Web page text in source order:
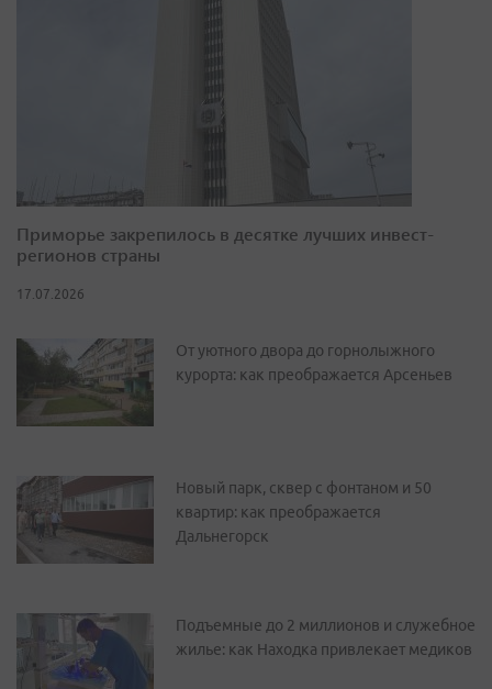
Приморье закрепилось в десятке лучших инвест-
регионов страны
17.07.2026
От уютного двора до горнолыжного
курорта: как преображается Арсеньев
Новый парк, сквер с фонтаном и 50
квартир: как преображается
Дальнегорск
Подъемные до 2 миллионов и служебное
жилье: как Находка привлекает медиков